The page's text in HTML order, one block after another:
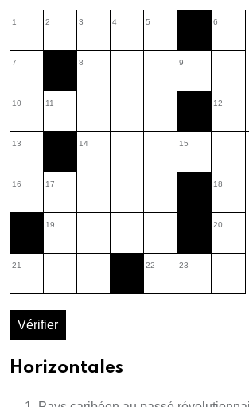
1 2 3 4 5 6
7 8 9
10 11 12
13 14 15
16 17 18
19 20
21 22 23
Vérifier
Horizontales